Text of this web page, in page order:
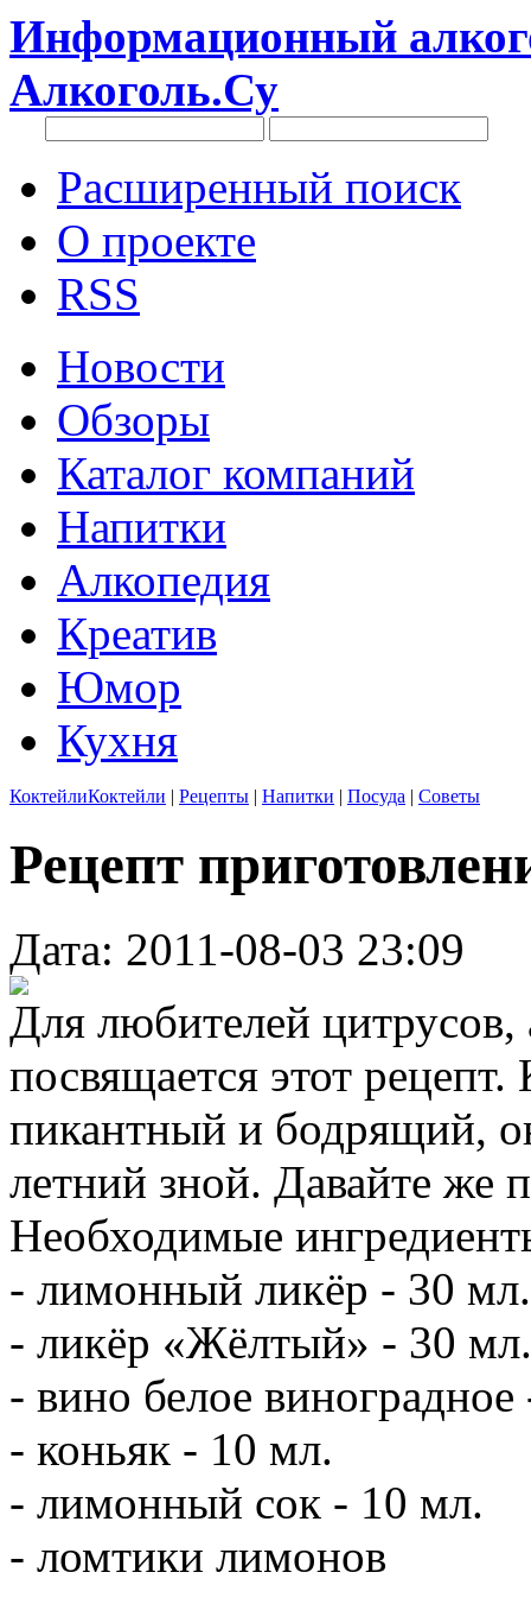
Информационный
Алкоголь.Су
Расширенный поиск
О проекте
RSS
Новости
Обзоры
Каталог компаний
Напитки
Алкопедия
Креатив
Юмор
Кухня
КоктейлиКоктейли | Рецепты | Напитки | Посуда | Советы
Рецепт
Дата: 2011-08-03 23:09
Для любителей
посвящается этот
пикантный и бодрящий,
летний зной. Давайте же
Необходимые
- лимонный ликёр - 30 мл.
- ликёр «Жёлтый» - 30 мл.
- вино белое
- коньяк - 10 мл.
- лимонный сок - 10 мл.
- ломтики лимонов